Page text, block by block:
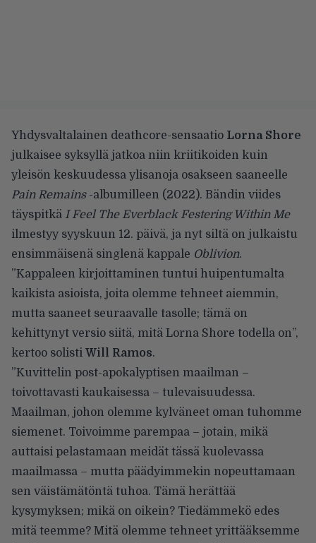
Yhdysvaltalainen deathcore-sensaatio Lorna Shore
julkaisee syksyllä jatkoa niin kriitikoiden kuin
yleisön keskuudessa ylisanoja osakseen saaneelle
Pain Remains-albumilleen (2022). Bändin viides
täyspitkä I Feel The Everblack Festering Within Me
ilmestyy syyskuun 12. päivä, ja nyt siltä on julkaistu
ensimmäisenä singlenä kappale Oblivion.
”Kappaleen kirjoittaminen tuntui huipentumalta
kaikista asioista, joita olemme tehneet aiemmin,
mutta saaneet seuraavalle tasolle; tämä on
kehittynyt versio siitä, mitä Lorna Shore todella on”,
kertoo solisti Will Ramos.
”Kuvittelin post-apokalyptisen maailman –
toivottavasti kaukaisessa – tulevaisuudessa.
Maailman, johon olemme kylväneet oman tuhomme
siemenet. Toivoimme parempaa – jotain, mikä
auttaisi pelastamaan meidät tässä kuolevassa
maailmassa – mutta päädyimmekin nopeuttamaan
sen väistämätöntä tuhoa. Tämä herättää
kysymyksen; mikä on oikein? Tiedämmekö edes
mitä teemme? Mitä olemme tehneet yrittääksemme